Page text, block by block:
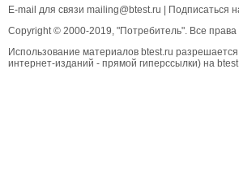
E-mail для связи mailing@btest.ru
Подписаться
Copyright © 2000-2019, "Потребитель". Все
Использование материалов btest.ru
интернет-изданий - прямой гиперссылки) на